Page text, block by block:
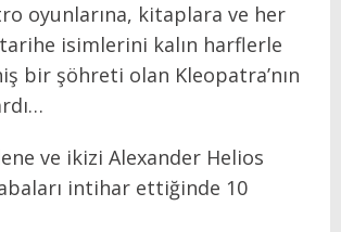
oyunlarına, kitaplara ve her
isimlerini kalın harflerle
bir şöhreti olan Kleopatra’nın
ve ikizi Alexander Helios
intihar ettiğinde 10